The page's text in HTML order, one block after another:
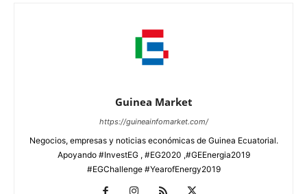
Guinea Market
https://guineainfomarket.com/
Negocios, empresas y noticias económicas de Guinea Ecuatorial.
Apoyando #InvestEG , #EG2020 ,#GEEnergia2019
#EGChallenge #YearofEnergy2019